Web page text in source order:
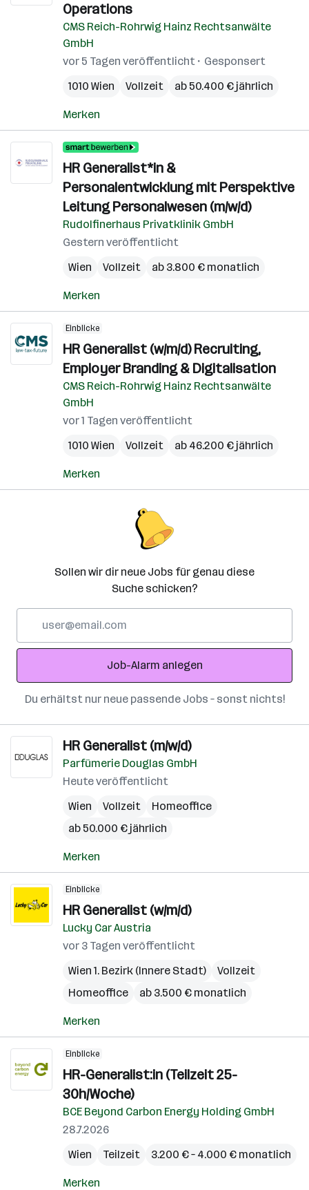
Operations
CMS Reich-Rohrwig Hainz Rechtsanwälte
GmbH
vor 5 Tagen veröffentlicht
Gesponsert
1010 Wien
Vollzeit ab 50.400 € jährlich
Merken
HR Generalist*in &
Personalentwicklung mit Perspektive
Leitung Personalwesen (m/w/d)
Rudolfinerhaus Privatklinik GmbH
Gestern veröffentlicht
Wien
Vollzeit ab 3.800 € monatlich
Merken
Einblicke
HR Generalist (w/m/d) Recruiting,
Employer Branding & Digitalisation
CMS Reich-Rohrwig Hainz Rechtsanwälte
GmbH
vor 1 Tagen veröffentlicht
1010 Wien
Vollzeit ab 46.200 € jährlich
Merken
Sollen wir dir neue Jobs für genau diese
Suche schicken?
Adresse
Job-Alarm anlegen
Du erhältst nur neue passende Jobs – sonst nichts!
HR Generalist (m/w/d)
Parfümerie Douglas GmbH
Heute veröffentlicht
Wien
Vollzeit
Homeoffice
ab 50.000 € jährlich
Merken
Einblicke
HR Generalist (w/m/d)
Lucky Car Austria
vor 3 Tagen veröffentlicht
Wien 1. Bezirk (Innere Stadt)
Vollzeit
Homeoffice
ab 3.500 € monatlich
Merken
Einblicke
HR-Generalist:in (Teilzeit 25-
30h/Woche)
BCE Beyond Carbon Energy Holding GmbH
28.7.2026
Wien
Teilzeit 3.200 € – 4.000 € monatlich
Merken